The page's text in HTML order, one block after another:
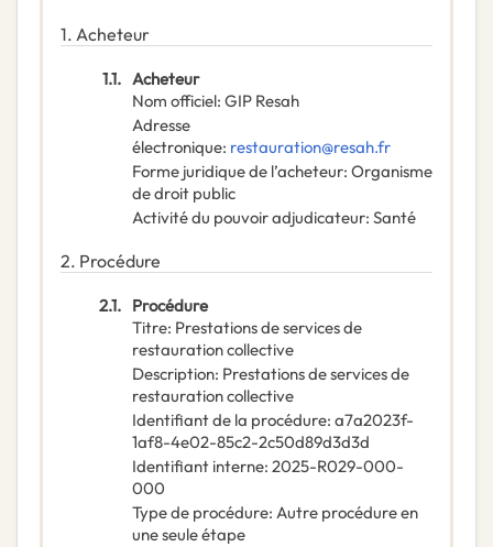
1. Acheteur
1.1. Acheteur
Nom officiel: GIP Resah
Adresse
électronique: restauration@resah.fr
Forme juridique de l’acheteur: Organisme
de droit public
Activité du pouvoir adjudicateur: Santé
2. Procédure
2.1. Procédure
Titre: Prestations de services de
restauration collective
Description: Prestations de services de
restauration collective
Identifiant de la procédure: a7a2023f-
1af8-4e02-85c2-2c50d89d3d3d
Identifiant interne: 2025-R029-000-
000
Type de procédure: Autre procédure en
une seule étape